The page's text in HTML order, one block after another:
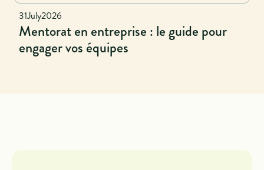
National
31July2026
Mentorat en entreprise : le guide pour
engager vos équipes